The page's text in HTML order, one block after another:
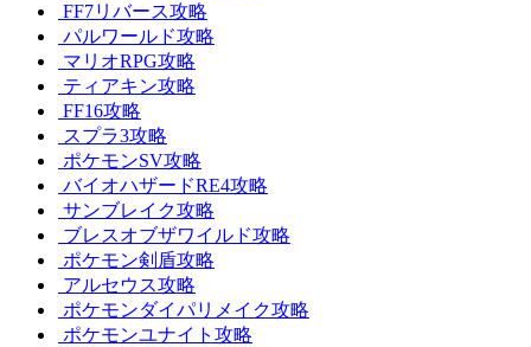
FF7リバース攻略
パルワールド攻略
マリオRPG攻略
ティアキン攻略
FF16攻略
スプラ3攻略
ポケモンSV攻略
バイオハザードRE4攻略
サンブレイク攻略
ブレスオブザワイルド攻略
ポケモン剣盾攻略
アルセウス攻略
ポケモンダイパリメイク攻略
ポケモンユナイト攻略